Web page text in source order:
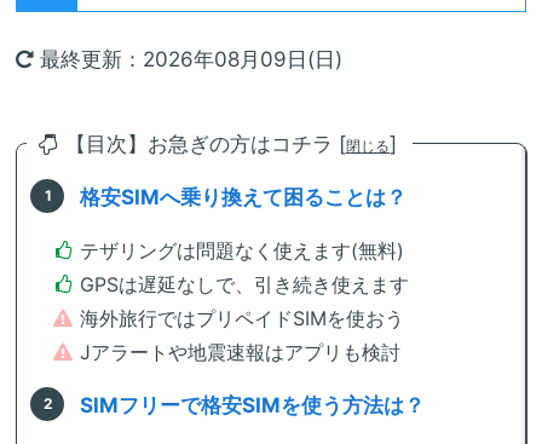
最終更新：2026年08月09日(日)
【目次】お急ぎの方はコチラ [閉じる]
格安SIMへ乗り換えて困ることは？
テザリングは問題なく使えます(無料)
GPSは遅延なしで、引き続き使えます
海外旅行ではプリペイドSIMを使おう
Jアラートや地震速報はアプリも検討
SIMフリーで格安SIMを使う方法は？